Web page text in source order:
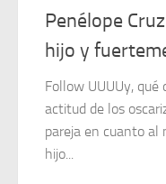
Penélope
hijo y
Follow UUUUy,
actitud de los
pareja en cuanto al
hijo...